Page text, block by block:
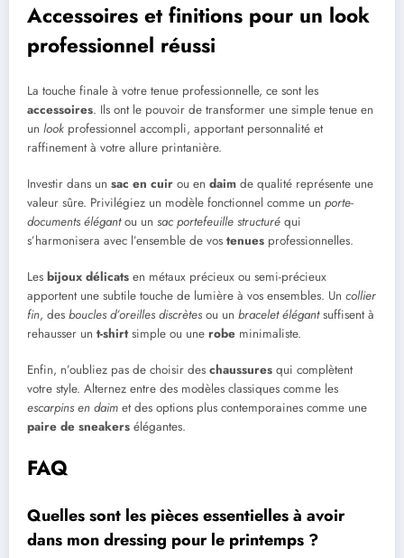
Accessoires et finitions pour un look
professionnel réussi
La touche finale à votre tenue professionnelle, ce sont les
accessoires. Ils ont le pouvoir de transformer une simple tenue en
un look professionnel accompli, apportant personnalité et
raffinement à votre allure printanière.
Investir dans un sac en cuir ou en daim de qualité représente une
valeur sûre. Privilégiez un modèle fonctionnel comme un porte-
documents élégantou un sac portefeuille structuré qui
s’harmonisera avec l’ensemble de vos tenues professionnelles.
Les bijoux délicats en métaux précieux ou semi-précieux
apportent une subtile touche de lumière à vos ensembles. Un collier
fin, des boucles d’oreilles discrètes ou un bracelet élégantsuffisent à
rehausser un t-shirtsimple ou une robe minimaliste.
Enfin, n’oubliez pas de choisir des chaussures qui complètent
votre style. Alternez entre des modèles classiques comme les
escarpins en daim et des options plus contemporaines comme une
paire de sneakers élégantes.
FAQ
Quelles sont les pièces essentielles à avoir
dans mon dressing pour le printemps ?